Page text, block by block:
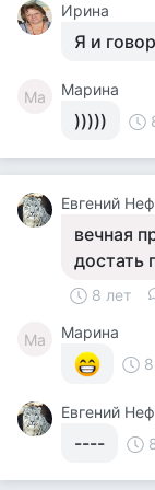
Ирина
Я и
Ма Марина
)))))
Евгений
вечная
достать
8 лет
Ма
Марина
Евгений
----